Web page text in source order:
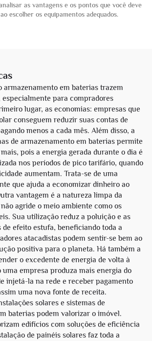
as vantagens e os pontos que você deve
escolher os equipamentos adequados.
armazenamento em baterias trazem
para compradores
lugar, as economias: empresas que
conseguem reduzir suas contas de
menos a cada mês. Além disso, a
de armazenamento em baterias permite
pois a energia gerada durante o dia é
nos períodos de pico tarifário, quando
aumentam. Trata-se de uma
que ajuda a economizar dinheiro ao
vantagem é a natureza limpa da
agride o meio ambiente como os
Sua utilização reduz a poluição e as
de efeito estufa, beneficiando toda a
atacadistas podem sentir-se bem ao
positiva para o planeta. Há também a
o excedente de energia de volta à
uma empresa produza mais energia do
injetá-la na rede e receber pagamento
uma nova fonte de receita.
solares e sistemas de
baterias podem valorizar o imóvel.
edifícios com soluções de eficiência
de painéis solares faz toda a